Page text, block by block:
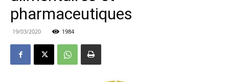
pharmaceutiques
19/03/2020 1984